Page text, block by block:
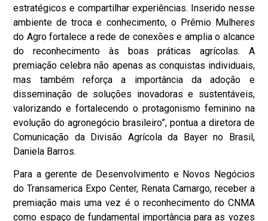
estratégicos e compartilhar experiências. Inserido nesse
ambiente de troca e conhecimento, o Prêmio Mulheres
do Agro fortalece a rede de conexões e amplia o alcance
do reconhecimento às boas práticas agrícolas. A
premiação celebra não apenas as conquistas individuais,
mas também reforça a importância da adoção e
disseminação de soluções inovadoras e sustentáveis,
valorizando e fortalecendo o protagonismo feminino na
evolução do agronegócio brasileiro”, pontua a diretora de
Comunicação da Divisão Agrícola da Bayer no Brasil,
Daniela Barros.
Para a gerente de Desenvolvimento e Novos Negócios
do Transamerica Expo Center, Renata Camargo, receber a
premiação mais uma vez é o reconhecimento do CNMA
como espaço de fundamental importância para as vozes